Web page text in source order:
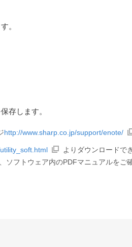
。
存します。
http://www.sharp.co.jp/support/enote/
よりダウンロードで
フトウェア内のPDFマニュアルをご